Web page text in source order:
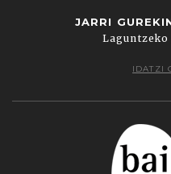
JARRI
Laguntzeko
IDATZI